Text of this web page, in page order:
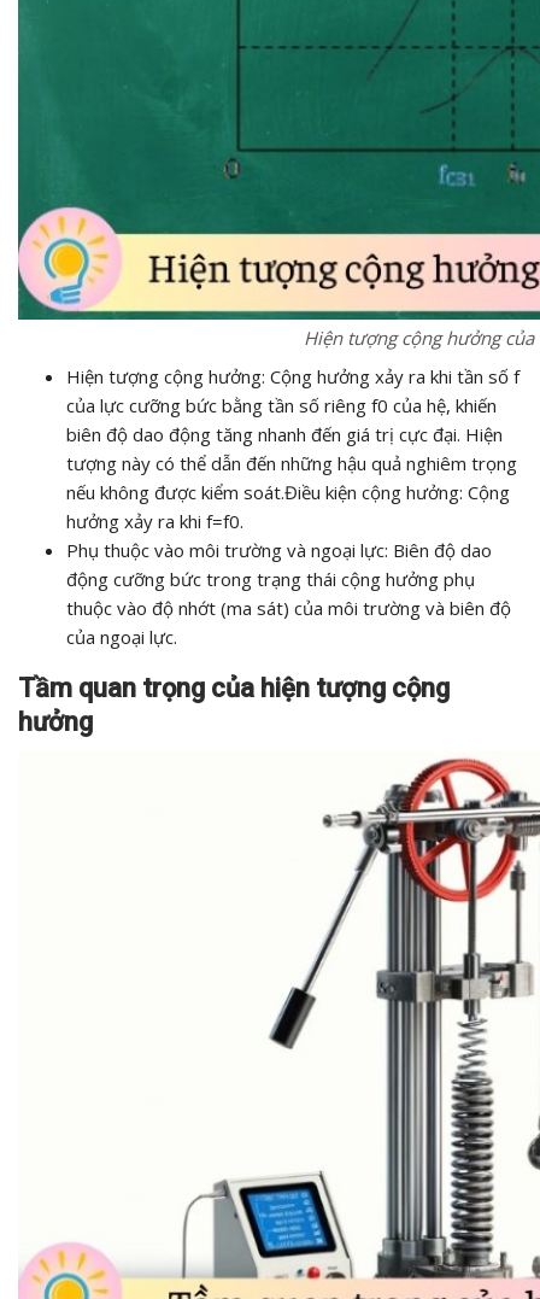
Hiện tượng cộng hưởng
Hiện tượng cộng hưởng: Cộng hưởng xảy ra khi tần số f
của lực cưỡng bức bằng tần số riêng f0 của hệ, khiến
biên độ dao động tăng nhanh đến giá trị cực đại. Hiện
tượng này có thể dẫn đến những hậu quả nghiêm trọng
nếu không được kiểm soát.Điều kiện cộng hưởng: Cộng
hưởng xảy ra khi f=f0.
Phụ thuộc vào môi trường và ngoại lực: Biên độ dao
động cưỡng bức trong trạng thái cộng hưởng phụ
thuộc vào độ nhớt (ma sát) của môi trường và biên độ
của ngoại lực.
Tầm quan trọng của hiện tượng cộng
hưởng